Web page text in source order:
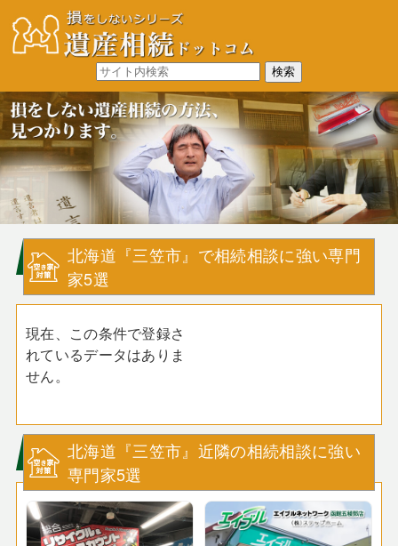
北海道『三笠市』で相続相談に強い専門
家5選
現在、この条件で登録さ
れているデータはありま
せん。
北海道『三笠市』近隣の相続相談に強い
専門家5選